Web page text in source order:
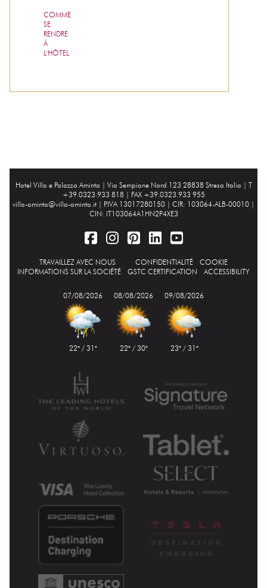
COMME
SE
RENDRE
À
L'HÔTEL
Hotel Villa e Palazzo Aminta | Via Sempione Nord 123 28838 Stresa Italia | T
+39.0323.933 818 | FAX +39.0323.933 955
villa-aminta@villa-aminta.it | P.IVA 13017280150 | CIR: 103064-ALB-00010 |
CIN: IT103064A1HN2P4XE3
TRAVAILLEZ AVEC NOUS CONFIDENTIALITÉ
COOKIE
INFORMATIONS SUR LA SOCIÉTÉ
GSTC CERTIFICATION ACCESSIBILITY
07/08/2026
22° / 31°
08/08/2026
22° / 30°
09/08/2026
23° / 31°